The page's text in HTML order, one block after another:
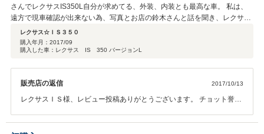
さんでレクサスIS350L自分が求めてる、外装、内装とも最高な車。 私は、
遠方で現車確認が出来ない為、写真とお店の鈴木さんと話を聞き、レクサス
IS３５０Lを即決めました。鈴木さんに色々と相談をして無理いい、鳥取駅
迄の陸送をして頂きました。 有り難う御座いました。 BMカーズさんは、嘘
の記載は、有りません。迅速、丁寧で本当に信用できるお店です。 又、車を
レクサス☆ＩＳ３５０
購入年月： 2017/09
購入した車：レクサス IS 350 バージョンL
販売店の返信 2017/10/13
レクサスＩＳ様、レビュー投稿ありがとうございます。 チョット誉め
ます。 ＩＳ様の高評価に恥じぬように精進して行きます。 ＩＳ様の楽